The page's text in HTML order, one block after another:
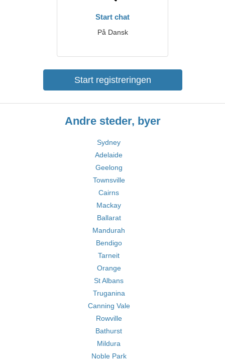
Start chat
På Dansk
Start registreringen
Andre steder, byer
Sydney
Adelaide
Geelong
Townsville
Cairns
Mackay
Ballarat
Mandurah
Bendigo
Tarneit
Orange
St Albans
Truganina
Canning Vale
Rowville
Bathurst
Mildura
Noble Park